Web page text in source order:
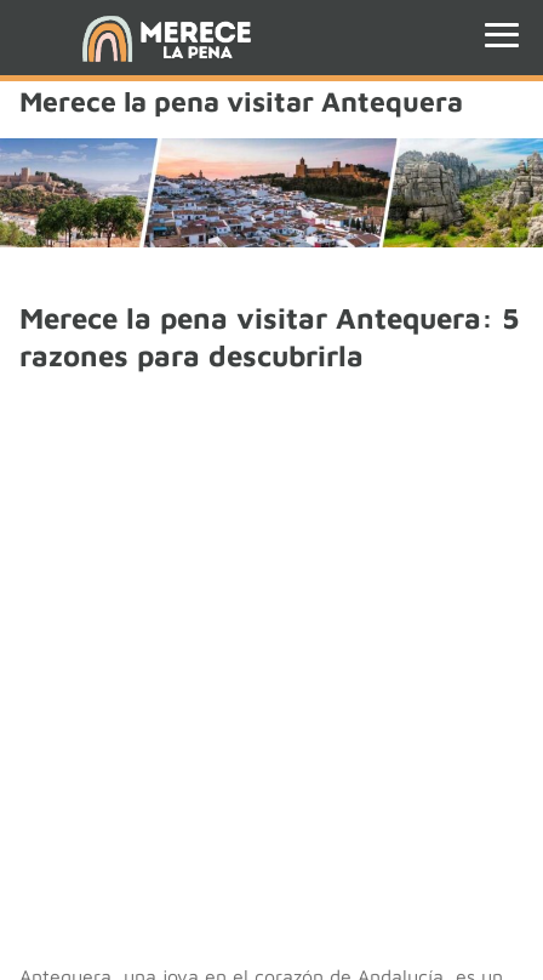
Merece la pena visitar Antequera
Merece la pena visitar Antequera: 5
razones para descubrirla